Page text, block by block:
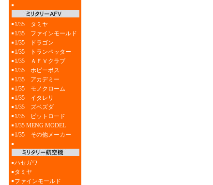
1/35 タミヤ
1/35 ファインモールド
1/35 ドラゴン
1/35 トランペッター
1/35 ＡＦＶクラブ
1/35 ホビーボス
1/35 アカデミー
1/35 モノクローム
1/35 イタレリ
1/35 ズベズダ
1/35 ピットロード
1/35 MENG MODEL
1/35 その他メーカー
ハセガワ
タミヤ
ファインモールド